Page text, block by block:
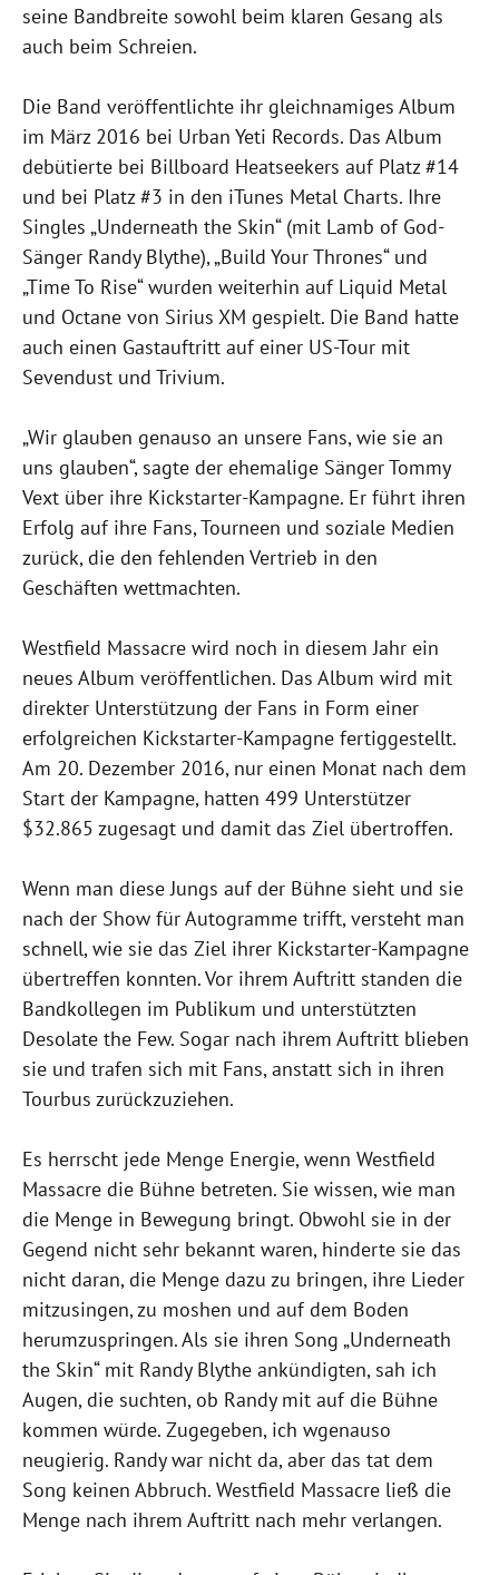
seine Bandbreite sowohl beim klaren Gesang als
auch beim Schreien.
Die Band veröffentlichte ihr gleichnamiges Album
im März 2016 bei Urban Yeti Records. Das Album
debütierte bei Billboard Heatseekers auf Platz #14
und bei Platz #3 in den iTunes Metal Charts. Ihre
Singles „Underneath the Skin“ (mit Lamb of God-
Sänger Randy Blythe), „Build Your Thrones“ und
„Time To Rise“ wurden weiterhin auf Liquid Metal
und Octane von Sirius XM gespielt. Die Band hatte
auch einen Gastauftritt auf einer US-Tour mit
Sevendust und Trivium.
„Wir glauben genauso an unsere Fans, wie sie an
uns glauben“, sagte der ehemalige Sänger Tommy
Vext über ihre Kickstarter-Kampagne. Er führt ihren
Erfolg auf ihre Fans, Tourneen und soziale Medien
zurück, die den fehlenden Vertrieb in den
Geschäften wettmachten.
Westfield Massacre wird noch in diesem Jahr ein
neues Album veröffentlichen. Das Album wird mit
direkter Unterstützung der Fans in Form einer
erfolgreichen Kickstarter-Kampagne fertiggestellt.
Am 20. Dezember 2016, nur einen Monat nach dem
Start der Kampagne, hatten 499 Unterstützer
$32.865 zugesagt und damit das Ziel übertroffen.
Wenn man diese Jungs auf der Bühne sieht und sie
nach der Show für Autogramme trifft, versteht man
schnell, wie sie das Ziel ihrer Kickstarter-Kampagne
übertreffen konnten. Vor ihrem Auftritt standen die
Bandkollegen im Publikum und unterstützten
Desolate the Few. Sogar nach ihrem Auftritt blieben
sie und trafen sich mit Fans, anstatt sich in ihren
Tourbus zurückzuziehen.
Es herrscht jede Menge Energie, wenn Westfield
Massacre die Bühne betreten. Sie wissen, wie man
die Menge in Bewegung bringt. Obwohl sie in der
Gegend nicht sehr bekannt waren, hinderte sie das
nicht daran, die Menge dazu zu bringen, ihre Lieder
mitzusingen, zu moshen und auf dem Boden
herumzuspringen. Als sie ihren Song „Underneath
the Skin“ mit Randy Blythe ankündigten, sah ich
Augen, die suchten, ob Randy mit auf die Bühne
kommen würde. Zugegeben, ich wgenauso
neugierig. Randy war nicht da, aber das tat dem
Song keinen Abbruch. Westfield Massacre ließ die
Menge nach ihrem Auftritt nach mehr verlangen.